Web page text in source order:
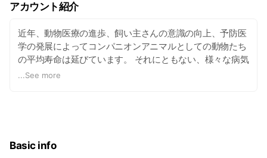
アカウント紹介
近年、動物医療の進歩、飼い主さんの意識の向上、予防医
学の発展によってコンパニオンアニマルとしての動物たち
の平均寿命は延びています。 それにともない、様々な病気
と向き合わなければならない機会も増えたことは言うまで
っと早くから予防してあげれば、検査してあげ、想定して
...See more
Basic info